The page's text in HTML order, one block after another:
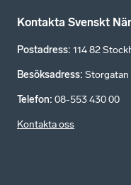
Kontakta Svenskt
Postadress: 114 82
Besöksadress: Storgatan
Telefon: 08-553 430 00
Kontakta oss